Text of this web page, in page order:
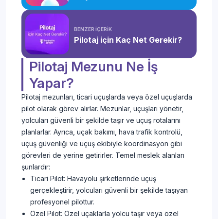
BENZER İÇERİK
Pilotaj için Kaç Net Gerekir?
Pilotaj Mezunu Ne İş
Yapar?
Pilotaj mezunları, ticari uçuşlarda veya özel uçuşlarda
pilot olarak görev alırlar. Mezunlar, uçuşları yönetir,
yolcuları güvenli bir şekilde taşır ve uçuş rotalarını
planlarlar. Ayrıca, uçak bakımı, hava trafik kontrolü,
uçuş güvenliği ve uçuş ekibiyle koordinasyon gibi
görevleri de yerine getirirler. Temel meslek alanları
şunlardır:
Ticari Pilot: Havayolu şirketlerinde uçuş
gerçekleştirir, yolcuları güvenli bir şekilde taşıyan
profesyonel pilottur.
Özel Pilot: Özel uçaklarla yolcu taşır veya özel